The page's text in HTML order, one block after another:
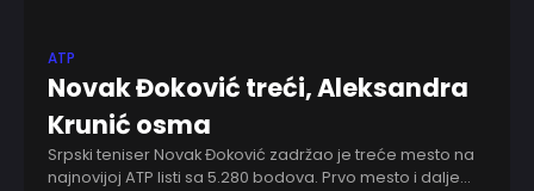
ATP
Novak Đoković treći, Aleksandra
Krunić osma
Srpski teniser Novak Đoković zadržao je treće mesto na
najnovijoj ATP listi sa 5.280 bodova. Prvo mesto i dalje